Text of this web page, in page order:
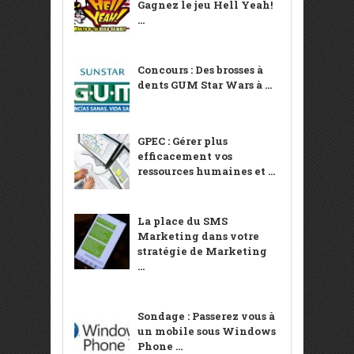
Gagnez le jeu Hell Yeah!
...
Concours : Des brosses à
dents GUM Star Wars à ...
GPEC : Gérer plus
efficacement vos
ressources humaines et ...
La place du SMS
Marketing dans votre
stratégie de Marketing
...
Sondage : Passerez vous à
un mobile sous Windows
Phone ...